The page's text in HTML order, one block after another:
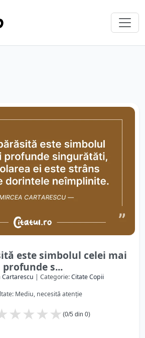
este simbolul celei mai
profunde s...
Cartarescu | Categorie:Citate Copii
Mediu, necesită atenție
★
★
★
★ (0/5 din 0)